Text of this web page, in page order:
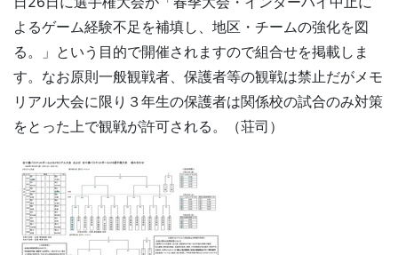
よるゲーム経験不足を補填し、地区・チームの強化を図
る。」という目的で開催されますので組合せを掲載しま
す。なお原則一般観戦者、保護者等の観戦は禁止だがメモ
リアル大会に限り３年生の保護者は関係校の試合のみ対策
をとった上で観戦が許可される。（荘司）